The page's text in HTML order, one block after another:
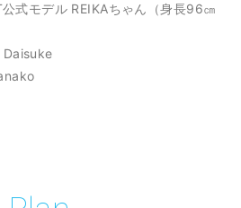
式モデル REIKAちゃん（身長96㎝